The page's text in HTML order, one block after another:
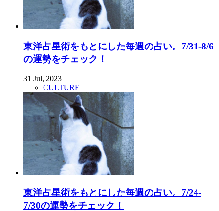
東洋占星術をもとにした毎週の占い。7/31-8/6
の運勢をチェック！
31 Jul, 2023
CULTURE
東洋占星術をもとにした毎週の占い。7/24-
7/30の運勢をチェック！